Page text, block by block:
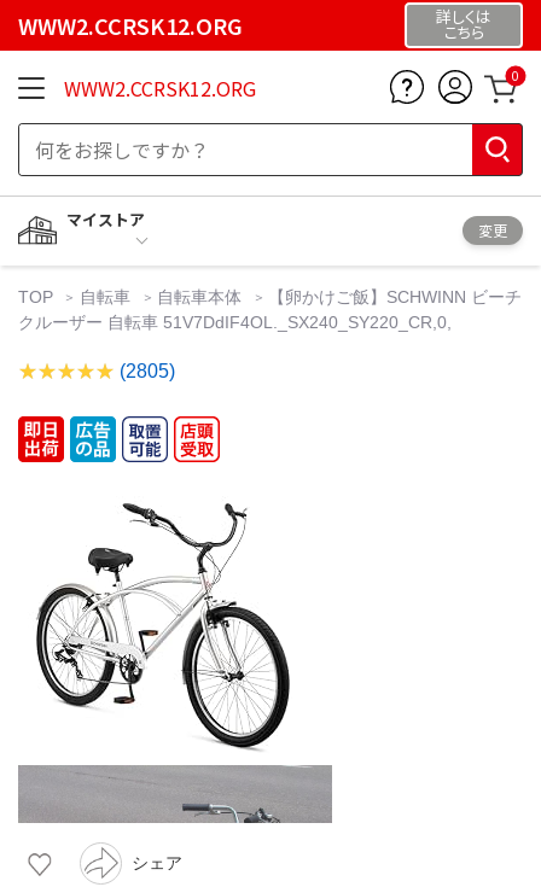
WWW2.CCRSK12.ORG 詳しくは
こちら
WWW2.CCRSK12.ORG 0
マイストア
変更
TOP 自転車 自転車本体
【卵かけご飯】SCHWINN ビーチ
クルーザー 自転車 51V7DdIF4OL._SX240_SY220_CR,0,
(2805)
シェア